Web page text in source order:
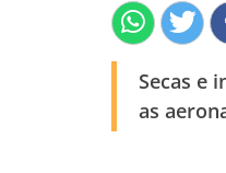
Secas e
as